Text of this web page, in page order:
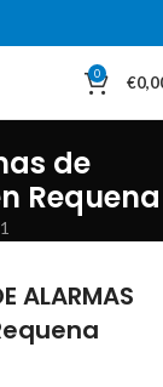
0 €
de
Requena
ALARMAS